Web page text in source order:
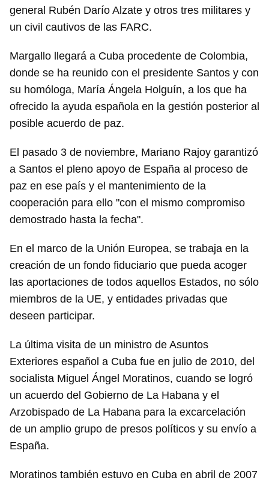
general Rubén Darío Alzate y otros tres militares y
un civil cautivos de las FARC.
Margallo llegará a Cuba procedente de Colombia,
donde se ha reunido con el presidente Santos y con
su homóloga, María Ángela Holguín, a los que ha
ofrecido la ayuda española en la gestión posterior al
posible acuerdo de paz.
El pasado 3 de noviembre, Mariano Rajoy garantizó
a Santos el pleno apoyo de España al proceso de
paz en ese país y el mantenimiento de la
cooperación para ello "con el mismo compromiso
demostrado hasta la fecha".
En el marco de la Unión Europea, se trabaja en la
creación de un fondo fiduciario que pueda acoger
las aportaciones de todos aquellos Estados, no sólo
miembros de la UE, y entidades privadas que
deseen participar.
La última visita de un ministro de Asuntos
Exteriores español a Cuba fue en julio de 2010, del
socialista Miguel Ángel Moratinos, cuando se logró
un acuerdo del Gobierno de La Habana y el
Arzobispado de La Habana para la excarcelación
de un amplio grupo de presos políticos y su envío a
España.
Moratinos también estuvo en Cuba en abril de 2007